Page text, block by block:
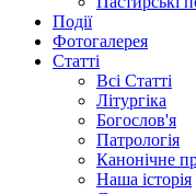
Події
Фотогалерея
Статті
Всі Статті
Літургіка
Богослов'я
Патрологія
Канонічне
Наша історія